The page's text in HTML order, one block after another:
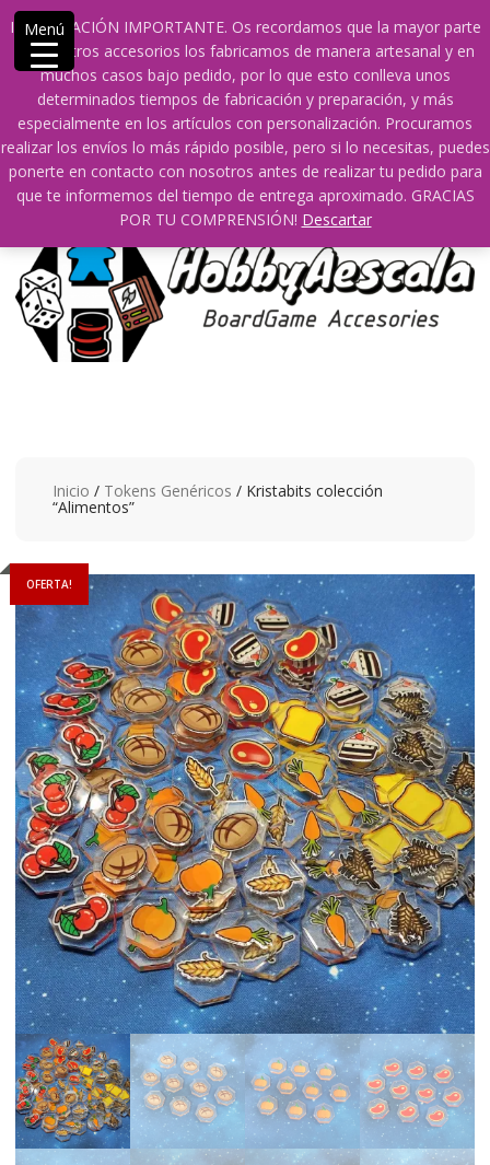
INFORMACIÓN IMPORTANTE. Os recordamos que la mayor parte
de nuestros accesorios los fabricamos de manera artesanal y en
muchos casos bajo pedido, por lo que esto conlleva unos
determinados tiempos de fabricación y preparación, y más
especialmente en los artículos con personalización. Procuramos
realizar los envíos lo más rápido posible, pero si lo necesitas, puedes
ponerte en contacto con nosotros antes de realizar tu pedido para
que te informemos del tiempo de entrega aproximado. GRACIAS
POR TU COMPRENSIÓN! Descartar
Saltar
contenido
609241475 SOLO DE 10:00 a 14:00
info@hobbyaescala.com
San Fernando de Henares
10:00 - 14:00
Mi cuenta
0 0
Inicio / Tokens Genéricos / Kristabits colección
“Alimentos”
OFERTA!
Menú